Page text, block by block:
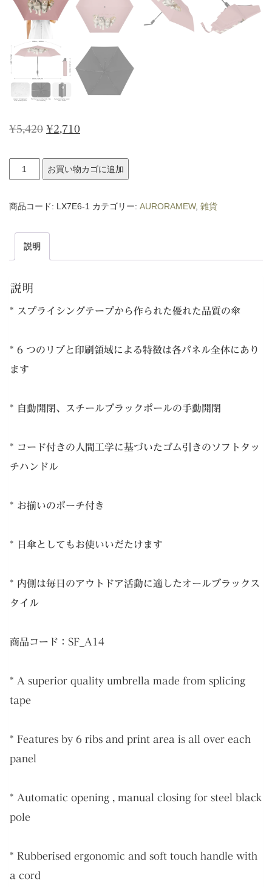
¥5,420 元
価
は
¥2,710
の
格
AURORAMEW
リ
傘
お買い物カゴに追加
商品コード: LX7E6-1 カテゴリー: AURORAMEW, 雑貨
説明
説明
* スプライシングテープから作られた優れた品質の傘
* 6 つのリブと印刷領域による特徴は各パネル全体にあり
ます
* 自動開閉、スチールブラックポールの手動開閉
* コード付きの人間工学に基づいたゴム引きのソフトタッ
チハンドル
* お揃いのポーチ付き
* 日傘としてもお使いいだたけます
* 内側は毎日のアウトドア活動に適したオールブラックス
タイル
商品コード：SF_A14
* A superior quality umbrella made from splicing
tape
* Features by 6 ribs and print area is all over each
panel
* Automatic opening , manual closing for steel black
pole
* Rubberised ergonomic and soft touch handle with
a cord